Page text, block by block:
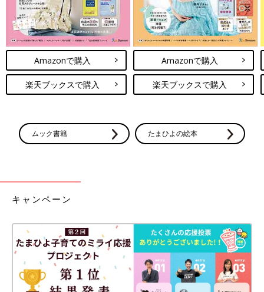
Amazonで購入
楽天ブックスで購入
Amazonで購入
楽天ブックスで購入
ムック書籍 たまひよの絵本
キャンペーン